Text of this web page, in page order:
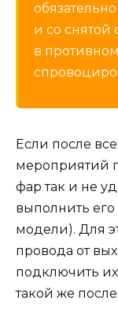
и со
в
Если после
мероприятий
фар так и не
выполнить
модели). Для
провода от
подключить
такой же